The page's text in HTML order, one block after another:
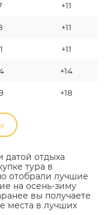
+11
+11
+11
+14
+18
датой отдыха
тура в
отобрали лучшие
на осень-зиму
вы получаете
места в лучших